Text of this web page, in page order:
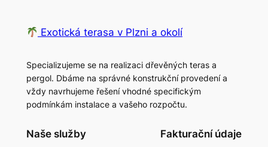
Exotická terasa v Plzni a okolí
Specializujeme se na realizaci dřevěných teras a
pergol. Dbáme na správné konstrukční provedení a
vždy navrhujeme řešení vhodné specifickým
podmínkám instalace a vašeho rozpočtu.
Naše služby Fakturační údaje